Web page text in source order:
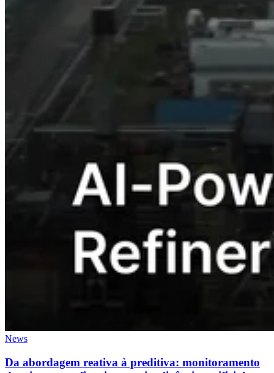
News
Da abordagem reativa à preditiva: monitoramento